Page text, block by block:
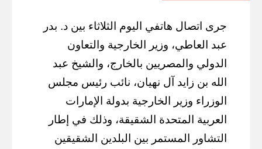
جرى اتصال هاتفي اليوم الثلاثاء بين د. بدر
عبد العاطي، وزير الخارجية والتعاون
الدولي والمصريين بالخارج، والشيخ عبد
الله بن زايد آل نهيان، نائب رئيس مجلس
الوزراء وزير الخارجية بدولة الإمارات
العربية المتحدة الشقيقة، وذلك في إطار
التشاور المستمر بين البلدين الشقيقين